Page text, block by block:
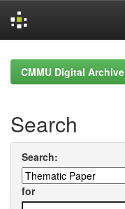
navigationCMMU Digital Archive
Search
Search:
for